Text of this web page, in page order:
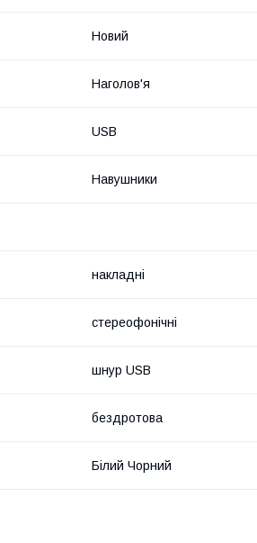
Новий
Наголов'я
USB
Навушники
накладні
стереофонічні
шнур USB
бездротова
Білий Чорний